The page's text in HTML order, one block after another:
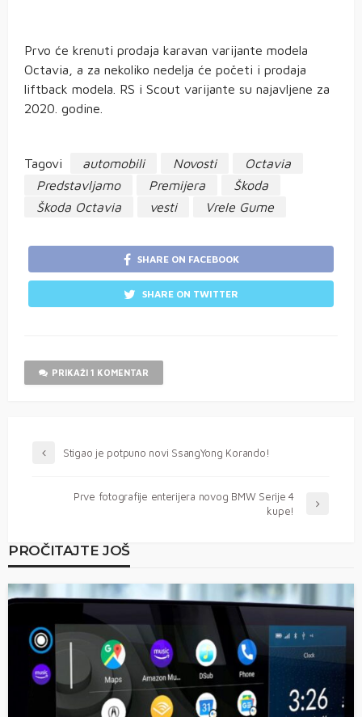
Prvo će krenuti prodaja karavan varijante modela
Octavia, a za nekoliko nedelja će početi i prodaja
liftback modela. RS i Scout varijante su najavljene za
2020. godine.
Tagovi automobili Novosti
Octavia
Predstavljamo
Premijera
Škoda
Škoda Octavia
vesti Vrele Gume
SHARE ON FACEBOOK
SHARE ON TWITTER
PRIKAŽI 1 KOMENTAR
Stigao je potpuno novi SsangYong Korando!
Prve fotografije enterijera novog BMW Serije 4
kupe!
PROČITAJTE JOŠ